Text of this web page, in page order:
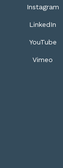
Instagram
LinkedIn
YouTube
Vimeo